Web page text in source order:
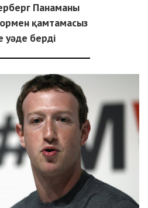
Панаманы
қамтамасыз
уәде берді